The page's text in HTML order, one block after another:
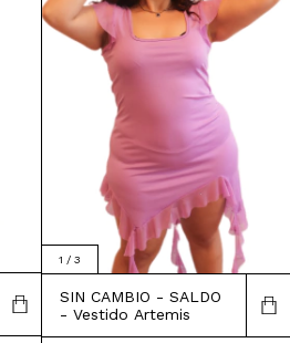
1 / 3
SIN CAMBIO - SALDO
- Vestido Artemis